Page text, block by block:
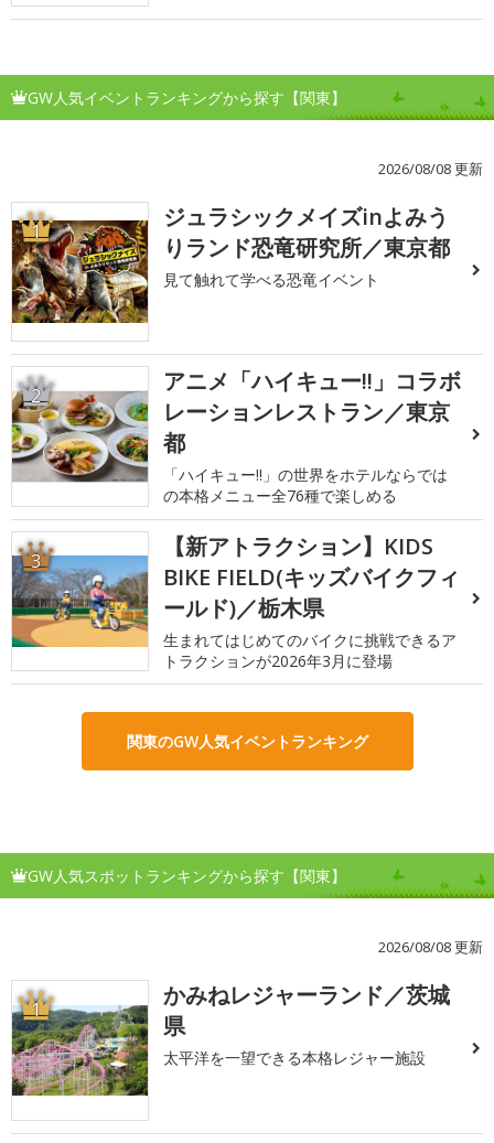
GW人気イベントランキングから探す【関東】
2026/08/08 更新
1
ジュラシックメイズinよみう
りランド恐竜研究所／東京都
見て触れて学べる恐竜イベント
2
アニメ「ハイキュー!!」コラボ
レーションレストラン／東京
都
「ハイキュー!!」の世界をホテルならでは
の本格メニュー全76種で楽しめる
3
【新アトラクション】KIDS
BIKE FIELD(キッズバイクフィ
ールド)／栃木県
生まれてはじめてのバイクに挑戦できるア
トラクションが2026年3月に登場
関東のGW人気イベントランキング
GW人気スポットランキングから探す【関東】
2026/08/08 更新
1
かみねレジャーランド／茨城
県
太平洋を一望できる本格レジャー施設